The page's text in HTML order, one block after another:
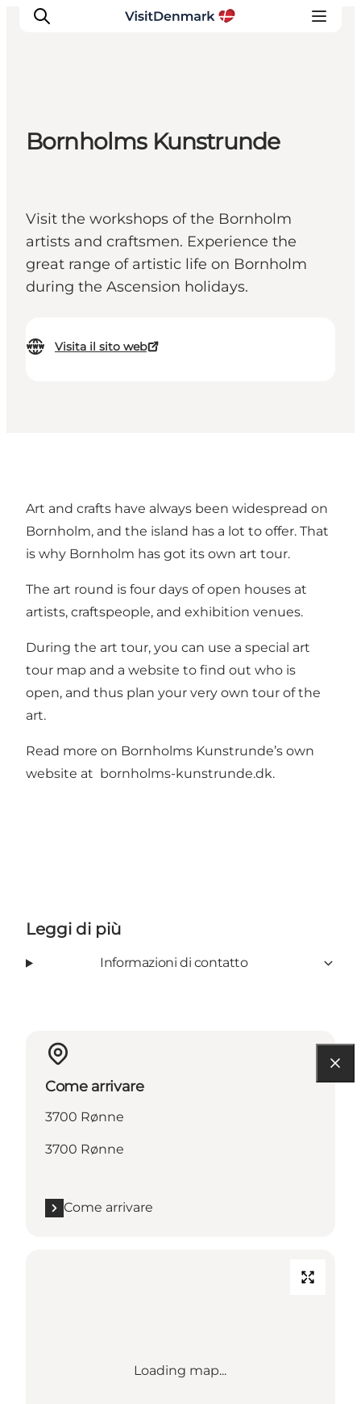
Ispirazioni
Pianifica il viaggio
Bornholms Kunstrunde
Visit the workshops of the Bornholm
artists and craftsmen. Experience the
great range of artistic life on Bornholm
during the Ascension holidays.
Visita il sito web
Art and crafts have always been widespread on
Bornholm, and the island has a lot to offer. That
is why Bornholm has got its own art tour.
The art round is four days of open houses at
artists, craftspeople, and exhibition venues.
During the art tour, you can use a special art
tour map and a website to find out who is
open, and thus plan your very own tour of the
art.
Read more on Bornholms Kunstrunde’s own
website at bornholms-kunstrunde.dk.
Leggi di più
Informazioni di contatto
Come arrivare
3700 Rønne
3700 Rønne
Come arrivare
Loading map...